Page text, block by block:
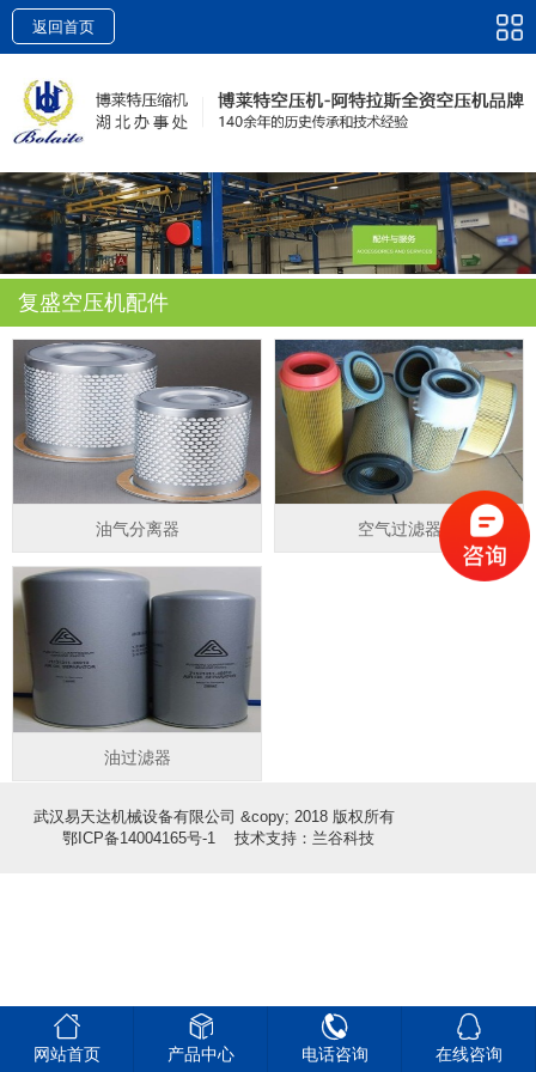
返回首页
复盛空压机配件
油气分离器 空气过滤器
油过滤器
武汉易天达机械设备有限公司 &copy; 2018 版权所有
鄂ICP备14004165号-1 技术支持：兰谷科技

网站首页

产品中心

电话咨询

在线咨询